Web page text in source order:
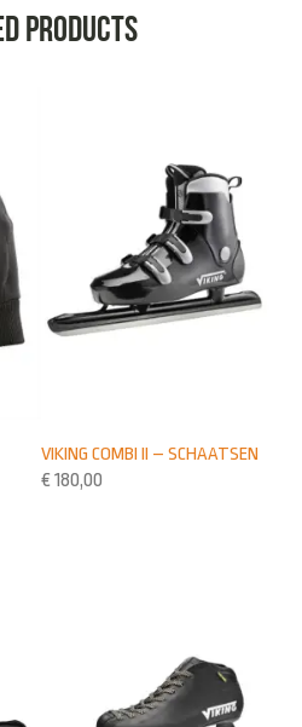
products
VIKING COMBI II – SCHAATSEN
€ 180,00